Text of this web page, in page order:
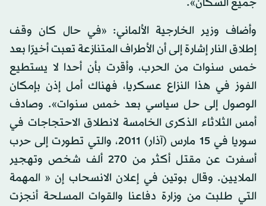
وأضاف وزير الخارجية الألماني: «في حال كان وقف
إطلاق النار إشارة إلى أن الأطراف المتنازعة تعبت أخيرًا بعد
خمس سنوات من الحرب، وأقرت بأن أحدا لا يستطيع
الفوز في هذا النزاع عسكريا، فهناك أمل إذن بإمكان
الوصول إلى حل سياسي بعد خمس سنوات». وصادف
أمس الثلاثاء الذكرى الخامسة لانطلاق الاحتجاجات في
سوريا في 15 مارس (آذار) 2011، والتي تطورت إلى حرب
أسفرت عن مقتل أكثر من 270 ألف شخص وتهجير
الملايين. وقال بوتين في إعلان الانسحاب إن « المهمة
التي طلبت من وزارة دفاعنا والقوات المسلحة أنجزت